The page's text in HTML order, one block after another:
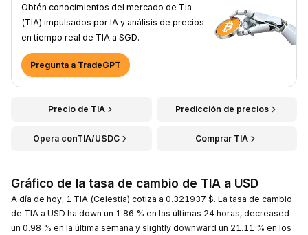
Obtén conocimientos del mercado de Tia
(TIA) impulsados por IA y análisis de precios
en tiempo real de TIA a SGD.
Pregunta a TradeGPT
Precio de TIA Predicción de precios
Opera conTIA/USDC Comprar TIA
Gráfico de la tasa de cambio de TIA a USD
A día de hoy, 1 TIA (Celestia) cotiza a 0.321937 $. La tasa de cambio
de TIA a USD ha down un 1.86 % en las últimas 24 horas, decreased
un 0.98 % en la última semana y slightly downward un 21.11 % en los